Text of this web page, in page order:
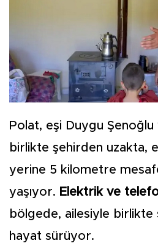
Polat, eşi Duygu
birlikte şehirden uzakta,
yerine 5 kilometre
yaşıyor. Elektrik ve
bölgede, ailesiyle
hayat sürüyor.